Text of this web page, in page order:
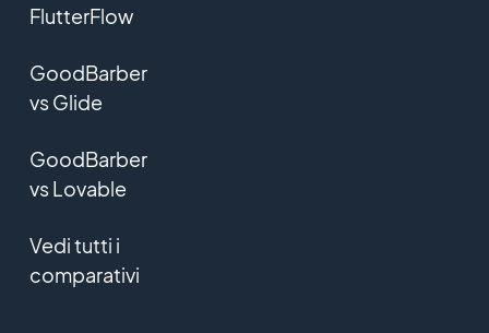
FlutterFlow
GoodBarber
vs Glide
GoodBarber
vs Lovable
Vedi tutti i
comparativi